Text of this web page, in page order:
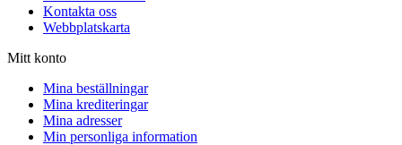
Kontakta oss
Webbplatskarta
Mitt konto
Mina beställningar
Mina krediteringar
Mina adresser
Min personliga information